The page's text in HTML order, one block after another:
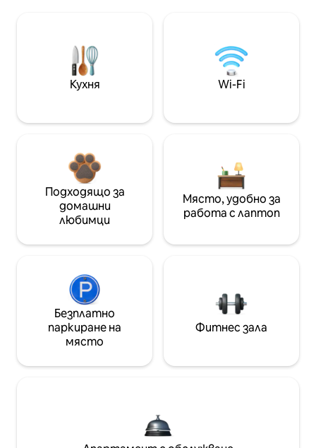
Кухня Wi-Fi
Подходящо за
домашни
любимци
Място, удобно за
работа с лаптоп
Безплатно
паркиране на
място
Фитнес зала